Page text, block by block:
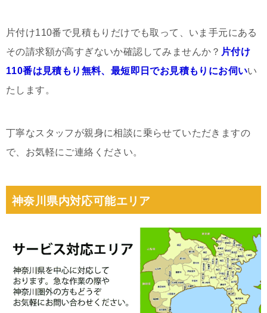
片付け110番で見積もりだけでも取って、いま手元にある
その請求額が高すぎないか確認してみませんか？ 片付け
110番は見積もり無料、最短即日でお見積もりにお伺いい
たします。
丁寧なスタッフが親身に相談に乗らせていただきますの
で、お気軽にご連絡ください。
神奈川県内対応可能エリア